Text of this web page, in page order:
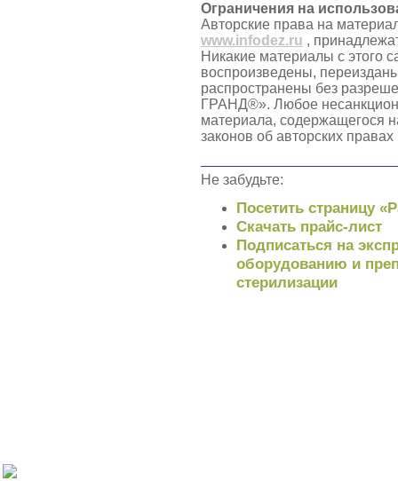
Ограничения на
Авторские права на
www.infodez.ru ,
Никакие материалы с этого
воспроизведены,
распространены без
ГРАНД®». Любое
материала, содержащегося
законов об авторских
Не забудьте:
Посетить страницу
Скачать прайс-лист
Подписаться на
оборудованию и
стерилизации